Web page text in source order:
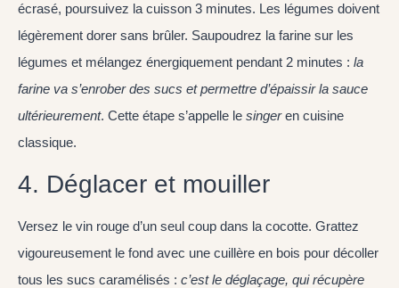
écrasé, poursuivez la cuisson 3 minutes. Les légumes doivent
légèrement dorer sans brûler. Saupoudrez la farine sur les
légumes et mélangez énergiquement pendant 2 minutes : la
farine va s’enrober des sucs et permettre d’épaissir la sauce
ultérieurement. Cette étape s’appelle le singeren cuisine
classique.
4. Déglacer et mouiller
Versez le vin rouge d’un seul coup dans la cocotte. Grattez
vigoureusement le fond avec une cuillère en bois pour décoller
tous les sucs caramélisés : c’est le déglaçage, qui récupère